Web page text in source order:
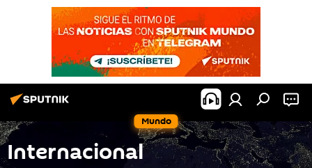
Mundo
Internacional